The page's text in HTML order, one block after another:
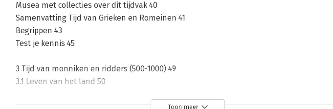
Musea met collecties over dit tijdvak 40
Samenvatting Tijd van Grieken en Romeinen 41
Begrippen 43
Test je kennis 45
3 Tijd van monniken en ridders (500-1000) 49
3.1 Leven van het land 50
3.3 De verspreiding van twee religies 54
Toon meer